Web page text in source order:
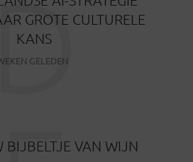
GROTE CULTURELE
KANS
GELEDEN
BIJBELTJE VAN WIJN